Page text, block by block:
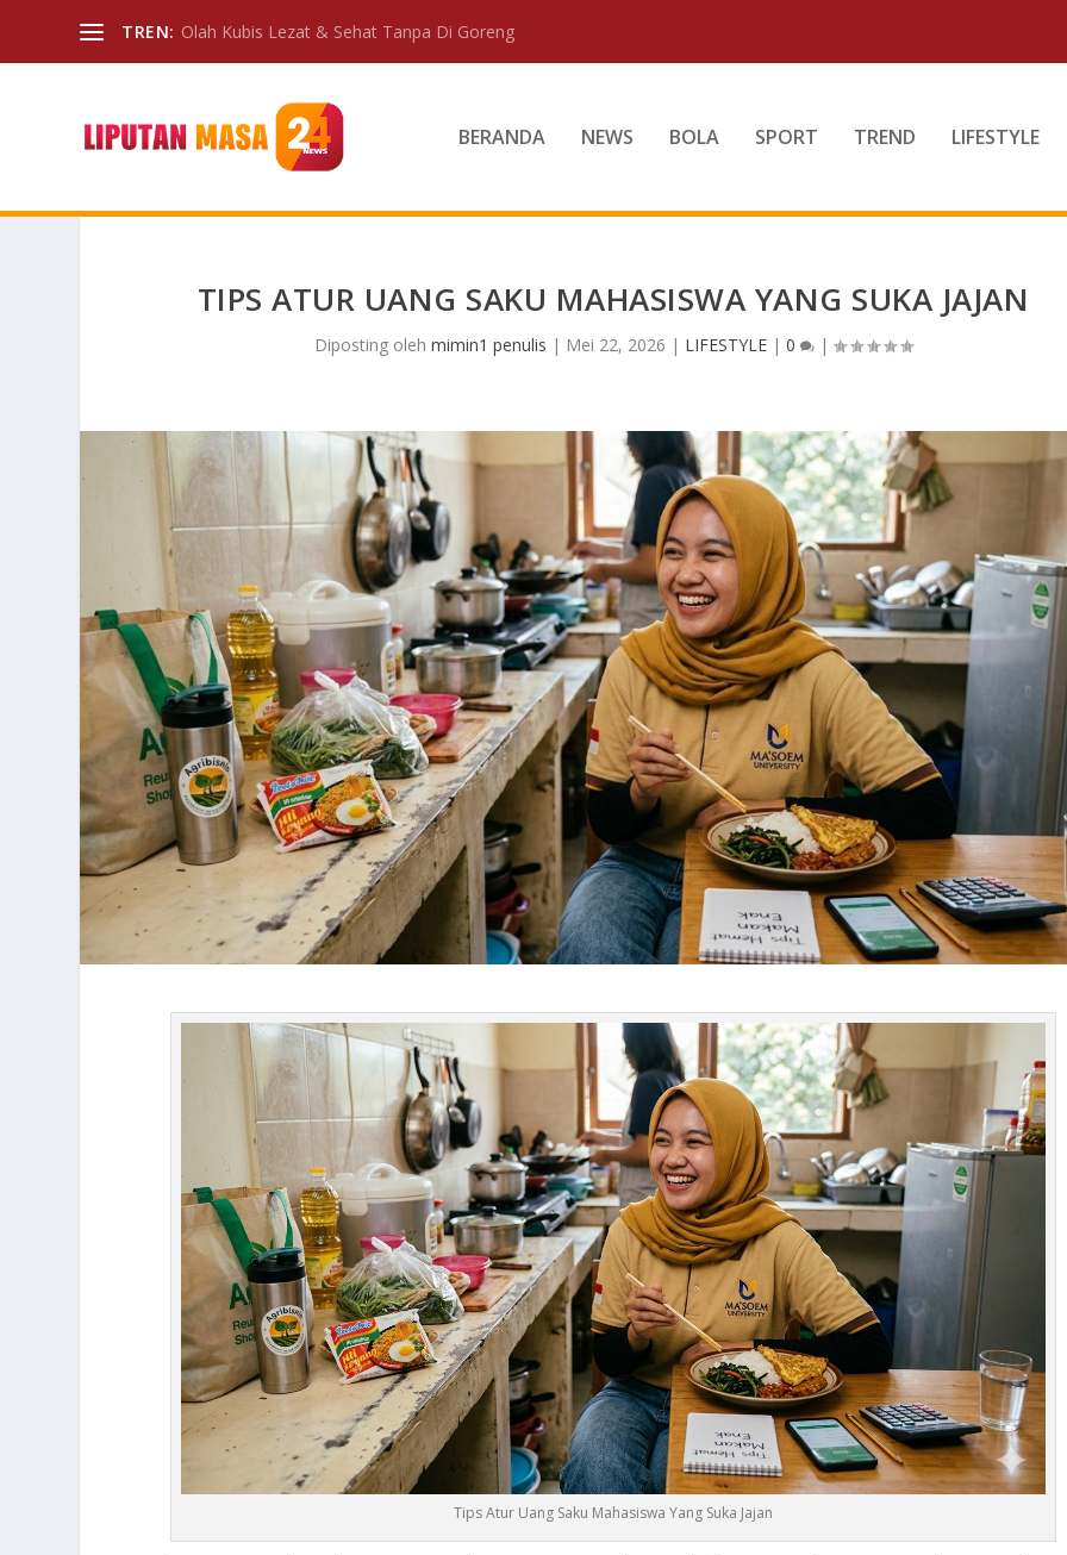
TREN: Olah Kubis Lezat & Sehat Tanpa Di Goreng
BERANDA NEWS BOLA SPORT TREND LIFESTYLE
TIPS ATUR UANG SAKU MAHASISWA YANG SUKA JAJAN
Diposting oleh mimin1 penulis | Mei 22, 2026 | LIFESTYLE| 0 |
Tips Atur Uang Saku Mahasiswa Yang Suka Jajan